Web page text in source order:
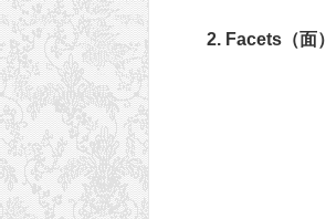
2. Facets（面）